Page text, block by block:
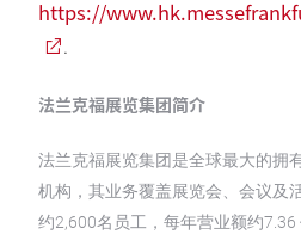
https://
.
法兰克福展览集团简介
法兰克福展览集团是全球最大的拥
机构，其业务覆盖展览会、会议及
约2,600名员工，每年营业额约